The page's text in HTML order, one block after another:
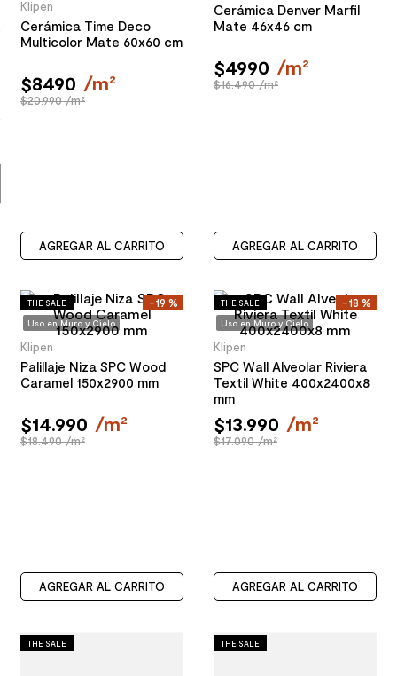
8. receptaculo
9. spc
10. columna ducha
Klipen
Cerámica Time Deco
Multicolor Mate 60x60 cm
$8490 /m²
$20.990 /m²
AGREGAR AL CARRITO
Cerámica Denver Marfil
Mate 46x46 cm
$4990 /m²
$16.490 /m²
AGREGAR AL CARRITO
-19 %
THE SALE
Uso en Muro y Cielo
Klipen
Palillaje Niza SPC Wood
Caramel 150x2900 mm
$14.990 /m²
$18.490 /m²
AGREGAR AL CARRITO
-18 %
THE SALE
Uso en Muro y Cielo
Klipen
SPC Wall Alveolar Riviera
Textil White 400x2400x8
mm
$13.990 /m²
$17.090 /m²
AGREGAR AL CARRITO
THE SALE THE SALE